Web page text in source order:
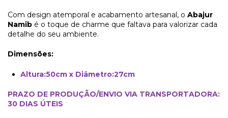
Com design atemporal e acabamento artesanal, o Abajur
Namib é o toque de charme que faltava para valorizar cada
detalhe do seu ambiente.
Dimensões:
Altura:50cm x Diâmetro:27cm
PRAZO DE PRODUÇÃO/ENVIO VIA TRANSPORTADORA:
30 DIAS ÚTEIS